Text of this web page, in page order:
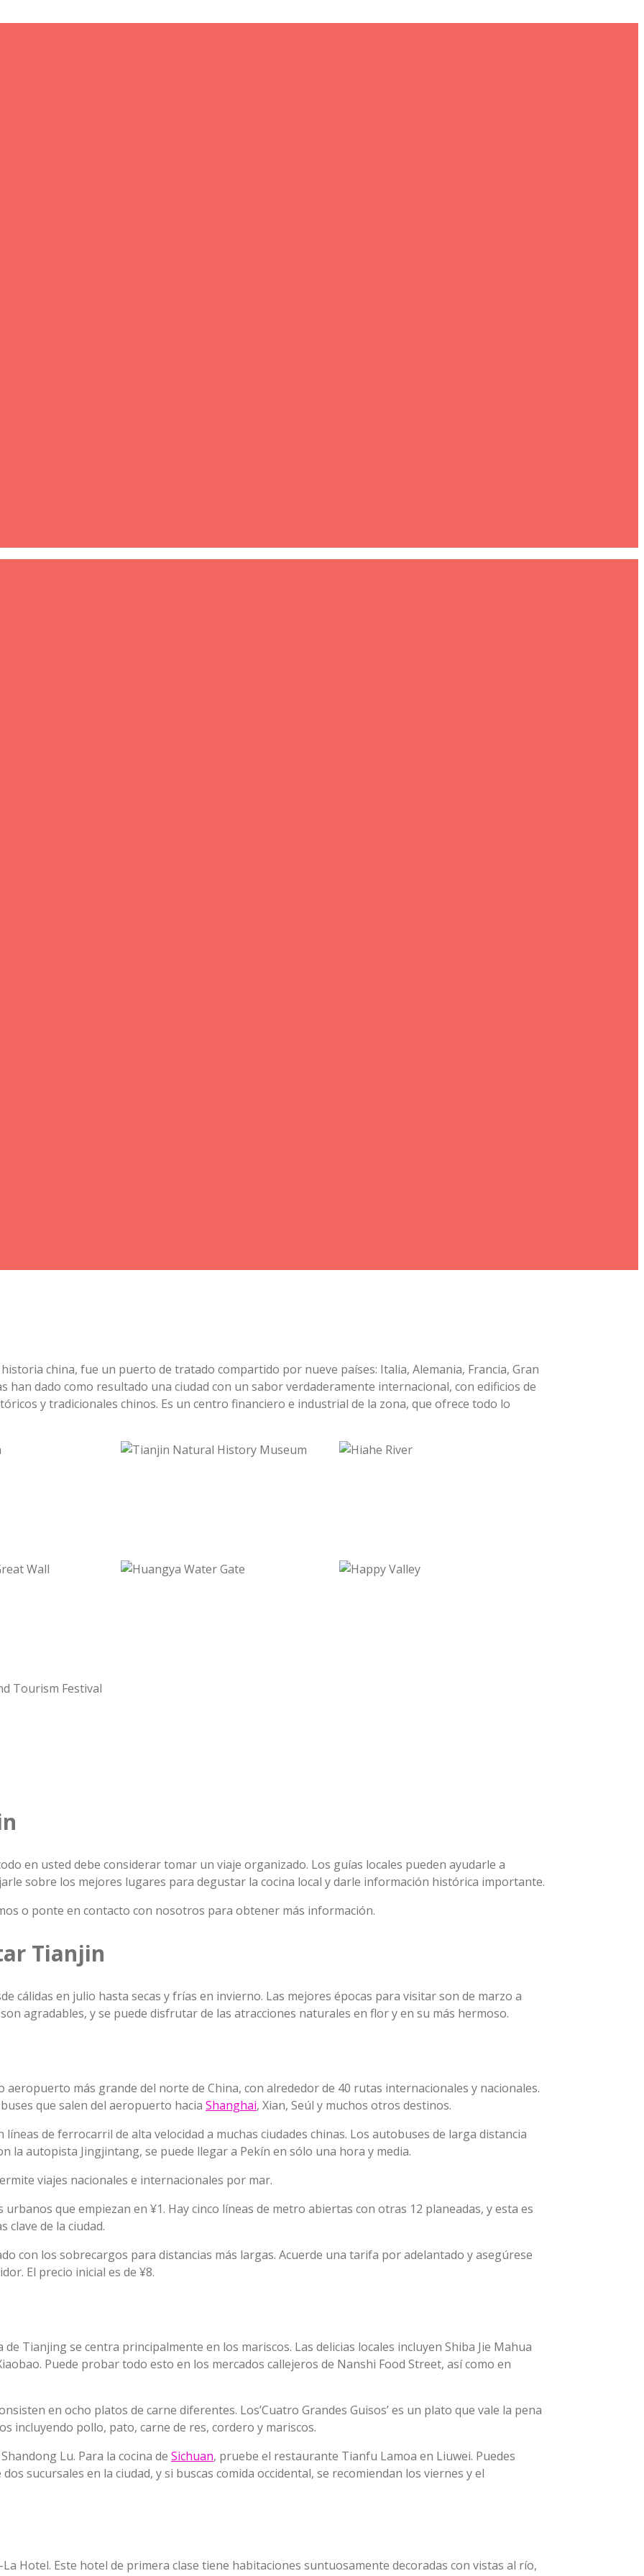
china, fue un puerto de tratado compartido por nueve países: Italia, Alemania, Francia, Gran
han dado como resultado una ciudad con un sabor verdaderamente internacional, con edificios de
y tradicionales chinos. Es un centro financiero e industrial de la zona, que ofrece todo lo
en usted debe considerar tomar un viaje organizado. Los guías locales pueden ayudarle a
sobre los mejores lugares para degustar la cocina local y darle información histórica importante.
o ponte en contacto con nosotros para obtener más información.
Tianjin
cálidas en julio hasta secas y frías en invierno. Las mejores épocas para visitar son de marzo a
agradables, y se puede disfrutar de las atracciones naturales en flor y en su más hermoso.
más grande del norte de China, con alrededor de 40 rutas internacionales y nacionales.
que salen del aeropuerto hacia Shanghai, Xian, Seúl y muchos otros destinos.
de ferrocarril de alta velocidad a muchas ciudades chinas. Los autobuses de larga distancia
la autopista Jingjintang, se puede llegar a Pekín en sólo una hora y media.
viajes nacionales e internacionales por mar.
que empiezan en ¥1. Hay cinco líneas de metro abiertas con otras 12 planeadas, y esta es
clave de la ciudad.
con los sobrecargos para distancias más largas. Acuerde una tarifa por adelantado y asegúrese
El precio inicial es de ¥8.
Tianjing se centra principalmente en los mariscos. Las delicias locales incluyen Shiba Jie Mahua
Puede probar todo esto en los mercados callejeros de Nanshi Food Street, así como en
en ocho platos de carne diferentes. Los’Cuatro Grandes Guisos’ es un plato que vale la pena
incluyendo pollo, pato, carne de res, cordero y mariscos.
Lu. Para la cocina de Sichuan, pruebe el restaurante Tianfu Lamoa en Liuwei. Puedes
sucursales en la ciudad, y si buscas comida occidental, se recomiendan los viernes y el
Hotel. Este hotel de primera clase tiene habitaciones suntuosamente decoradas con vistas al río,